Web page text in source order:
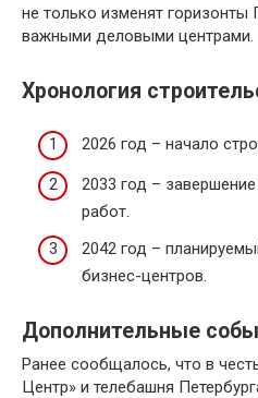
не только изменят горизонты
важными деловыми центрами.
Хронология
2026 год – начало
2033 год –
работ.
2042 год –
бизнес-центров.
Дополнительные
Ранее сообщалось, что в
Центр» и телебашня